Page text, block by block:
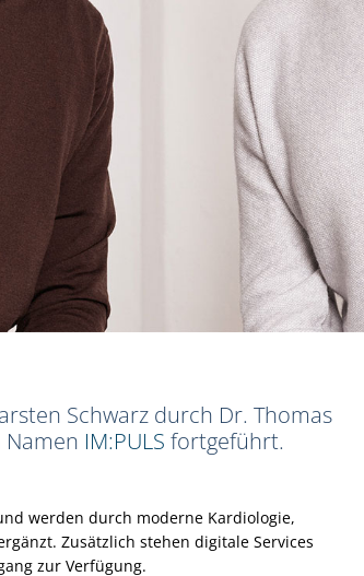
Schwarz durch Dr. Thomas
IM:PULS fortgeführt.
werden durch moderne Kardiologie,
Zusätzlich stehen digitale Services
zur Verfügung.